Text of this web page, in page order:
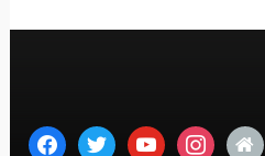
facebooktwitter youtubeinstagram
home